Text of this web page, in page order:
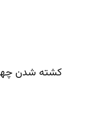
کشته شدن